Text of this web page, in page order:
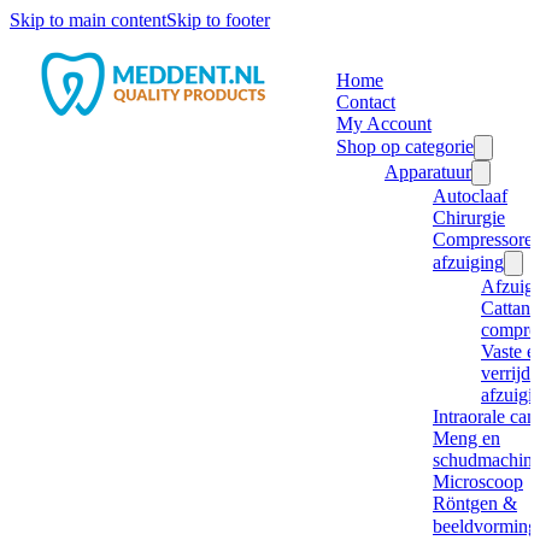
Skip to main contentSkip to footer
Home
Contact
My Account
Shop op categorie
Apparatuur
Autoclaaf
Chirurgie
afzuiging
Cattani
Vaste
Intraorale
Meng en
Microscoop
Röntgen &
beeldvorming